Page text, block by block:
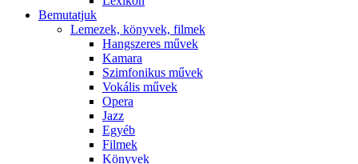
Bemutatjuk
Lemezek, könyvek, filmek
Hangszeres művek
Kamara
Szimfonikus művek
Vokális művek
Opera
Jazz
Egyéb
Filmek
Könyvek